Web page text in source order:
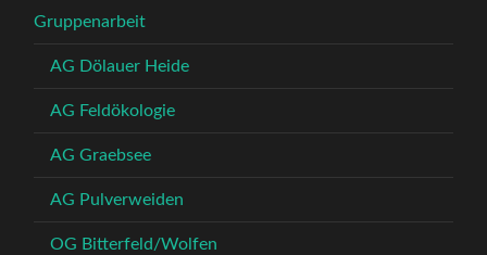
Gruppenarbeit
AG Dölauer Heide
AG Feldökologie
AG Graebsee
AG Pulverweiden
OG Bitterfeld/Wolfen